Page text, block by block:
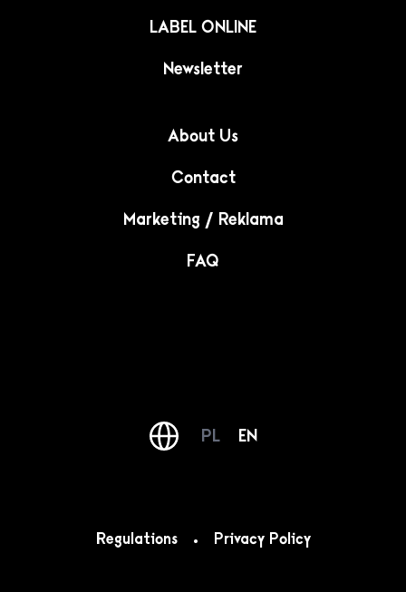
LABEL ONLINE
Newsletter
About Us
Contact
Marketing / Reklama
FAQ
PL EN
Regulations Privacy Policy